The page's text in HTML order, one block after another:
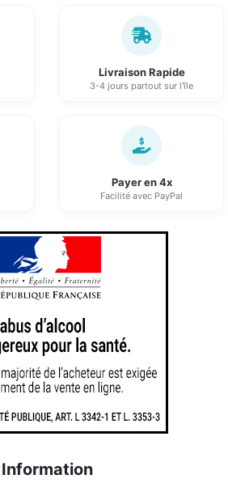
Livraison Rapide
3-4 jours partout sur l'île
Payer en 4x
Facilité avec PayPal
Information